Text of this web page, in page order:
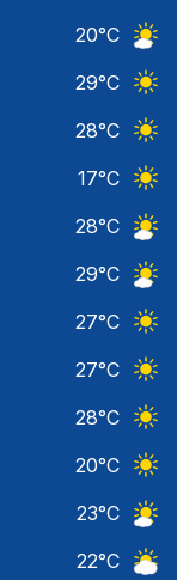
20°C
29°C
28°C
17°C
28°C
29°C
27°C
27°C
28°C
20°C
23°C
22°C